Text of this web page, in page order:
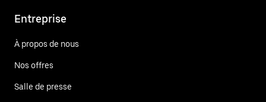
Entreprise
À propos de nous
Nos offres
Salle de presse